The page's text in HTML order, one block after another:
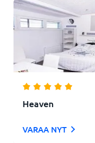
Heaven
VARAA NYT